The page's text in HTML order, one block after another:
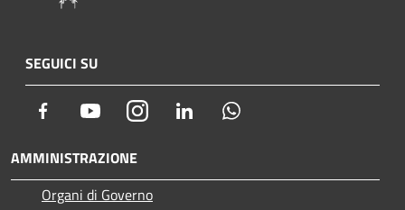
SEGUICI SU
Facebook YoutubeInstagram LinkedIn
AMMINISTRAZIONE
Organi di Governo